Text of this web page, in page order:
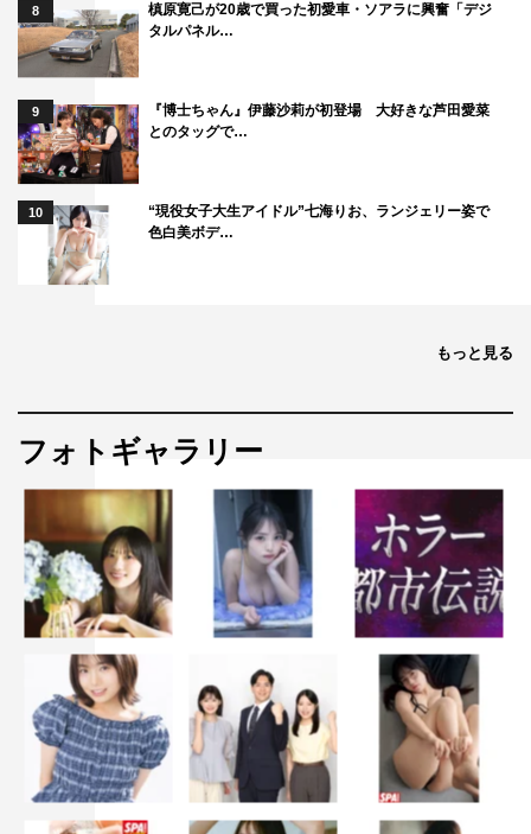
8
槙原寛己が20歳で買った初愛車・ソアラに興奮「デジ
タルパネル…
9
『博士ちゃん』伊藤沙莉が初登場 大好きな芦田愛菜
とのタッグで…
10
“現役女子大生アイドル”七海りお、ランジェリー姿で
色白美ボデ…
もっと見る
フォトギャラリー